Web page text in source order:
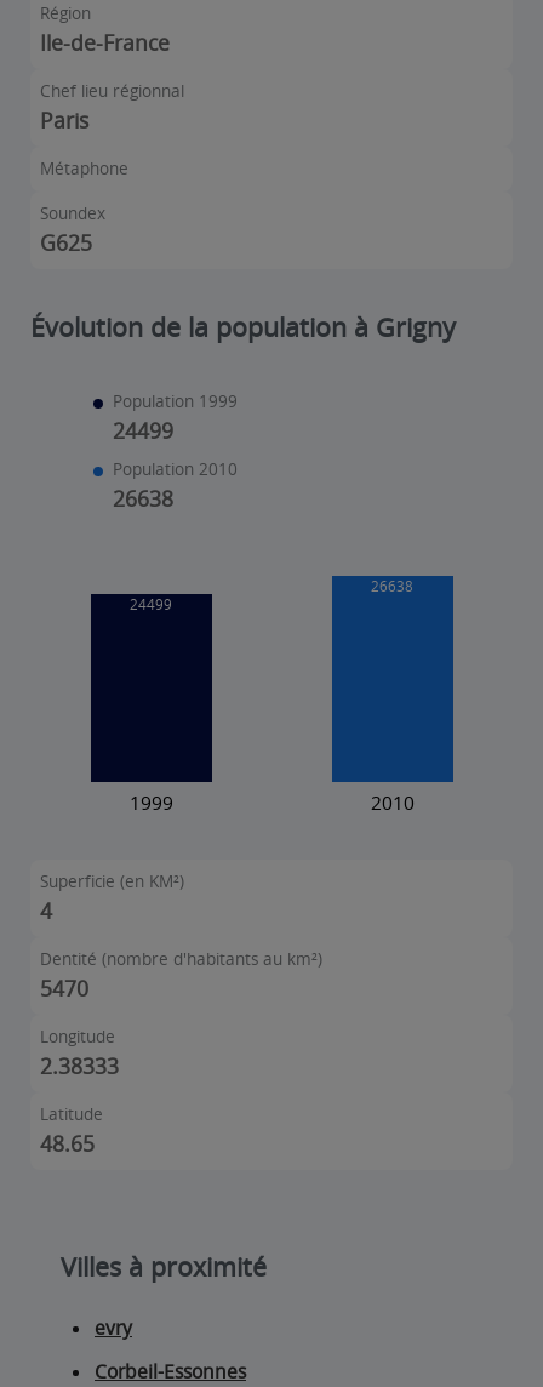
Région
Ile-de-France
Chef lieu régionnal
Paris
Métaphone
Soundex
G625
Évolution de la population à Grigny
Population 1999
24499
Population 2010
26638
Superficie (en KM²)
4
Dentité (nombre d'habitants au km²)
5470
Longitude
2.38333
Latitude
48.65
Villes à proximité
evry
Corbeil-Essonnes